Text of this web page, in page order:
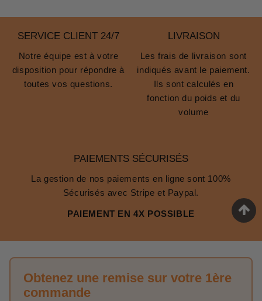
SERVICE CLIENT 24/7
Notre équipe est à votre
disposition pour répondre à
toutes vos questions.
LIVRAISON
Les frais de livraison sont
indiqués avant le paiement.
Ils sont calculés en
fonction du poids et du
volume
PAIEMENTS SÉCURISÉS
La gestion de nos paiements en ligne sont 100%
Sécurisés avec Stripe et Paypal.
PAIEMENT EN 4X POSSIBLE
Obtenez une remise sur votre 1ère
commande